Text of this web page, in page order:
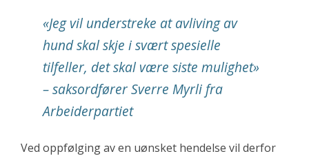
«Jeg vil understreke at avliving av
hund skal skje i svært spesielle
tilfeller, det skal være siste mulighet»
– saksordfører Sverre Myrli fra
Arbeiderpartiet
Ved oppfølging av en uønsket hendelse vil derfor